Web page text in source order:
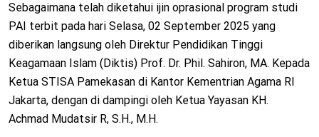
Sebagaimana telah diketahui ijin oprasional program studi
PAI terbit pada hari Selasa, 02 September 2025 yang
diberikan langsung oleh Direktur Pendidikan Tinggi
Keagamaan Islam (Diktis) Prof. Dr. Phil. Sahiron, MA. Kepada
Ketua STISA Pamekasan di Kantor Kementrian Agama RI
Jakarta, dengan di dampingi oleh Ketua Yayasan KH.
Achmad Mudatsir R, S.H., M.H.